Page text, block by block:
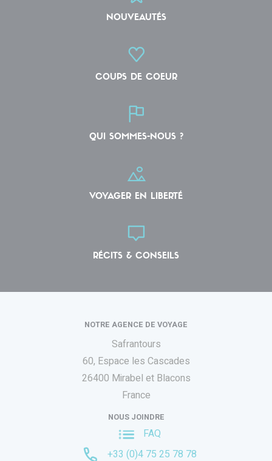
NOUVEAUTÉS
COUPS DE COEUR
QUI SOMMES-NOUS ?
VOYAGER EN LIBERTÉ
RÉCITS & CONSEILS
NOTRE AGENCE DE VOYAGE
Safrantours
60, Espace les Cascades
26400 Mirabel et Blacons
France
NOUS JOINDRE
FAQ
+33 (0)4 75 25 78 78